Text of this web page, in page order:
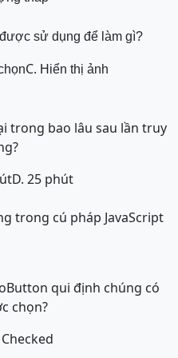
sử dụng để làm gì?
C. Hiển thị ảnh
trong bao lâu sau lần truy
D. 25 phút
trong cú pháp JavaScript
qui định chúng có
chọn?
Checked